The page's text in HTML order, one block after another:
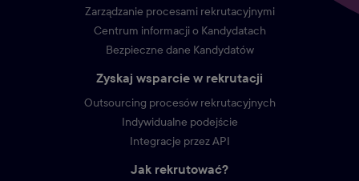
Zarządzanie procesami rekrutacyjnymi
Centrum informacji o Kandydatach
Bezpieczne dane Kandydatów
Zyskaj wsparcie w rekrutacji
Outsourcing procesów rekrutacyjnych
Indywidualne podejście
Integracje przez API
Jak rekrutować?